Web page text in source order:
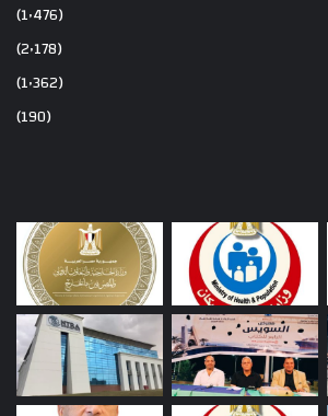
(1٬476)
(2٬178)
(1٬362)
(190)